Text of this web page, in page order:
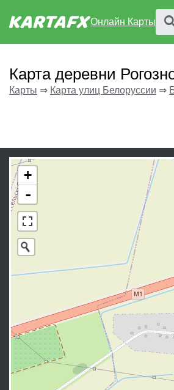
Онлайн Карты
Карта деревни
Карты ⇒ Карта улиц Белоруссии ⇒
+
-